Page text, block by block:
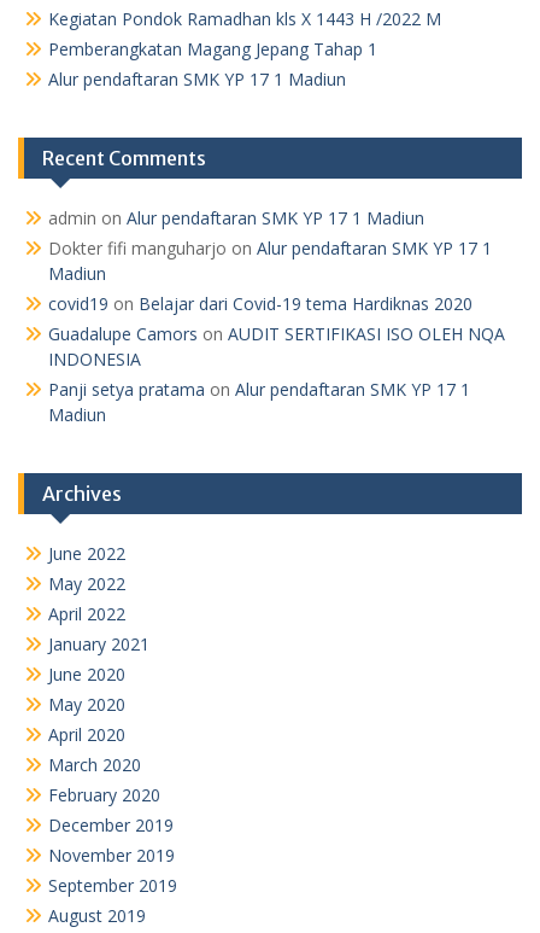
Kegiatan Pondok Ramadhan kls X 1443 H /2022 M
Pemberangkatan Magang Jepang Tahap 1
Alur pendaftaran SMK YP 17 1 Madiun
Recent Comments
admin on Alur pendaftaran SMK YP 17 1 Madiun
Dokter fifi manguharjo on Alur pendaftaran SMK YP 17 1
Madiun
covid19 on Belajar dari Covid-19 tema Hardiknas 2020
Guadalupe Camors on AUDIT SERTIFIKASI ISO OLEH NQA
INDONESIA
Panji setya pratama on Alur pendaftaran SMK YP 17 1
Madiun
Archives
June 2022
May 2022
April 2022
January 2021
June 2020
May 2020
April 2020
March 2020
February 2020
December 2019
November 2019
September 2019
August 2019